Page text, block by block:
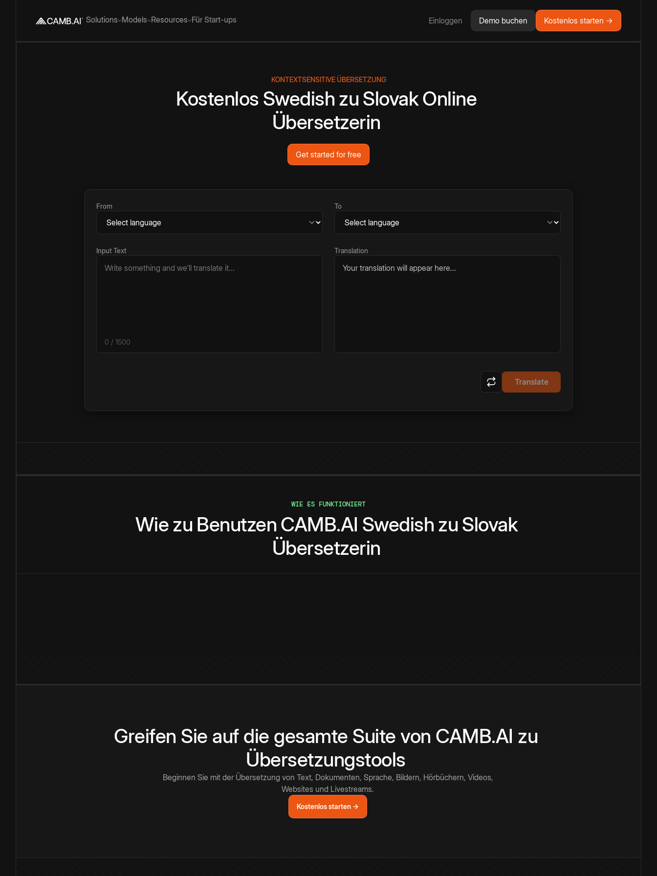
Solutions Models Resources Für Start-ups Einloggen Demo buchen Kostenlos starten →
KONTEXTSENSITIVE ÜBERSETZUNG
Kostenlos Swedish zu SlovakOnline
Übersetzerin
Get started for free
From To
Input Text
0 / 1500
Translation
Your translation will appear here...
Translate
WIE ES FUNKTIONIERT
Wiezu Benutzen CAMB.AI Swedish zu Slovak
Übersetzerin
Greifen Sie auf die gesamte Suite von CAMB.AI zu
Übersetzungstools
Beginnen Sie mit der Übersetzung von Text, Dokumenten, Sprache, Bildern, Hörbüchern, Videos,
Websites und Livestreams.
Kostenlos starten →